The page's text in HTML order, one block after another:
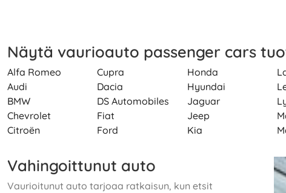
Näytä vaurioauto passenger cars
Alfa Romeo
Audi
BMW
Chevrolet
Citroën
Cupra
Dacia
DS Automobiles
Fiat
Ford
Honda
Hyundai
Jaguar
Jeep
Kia
Vahingoittunut auto
Vaurioitunut auto tarjoaa ratkaisun, kun etsit